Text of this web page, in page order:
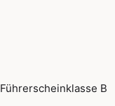
Führerscheinklasse B